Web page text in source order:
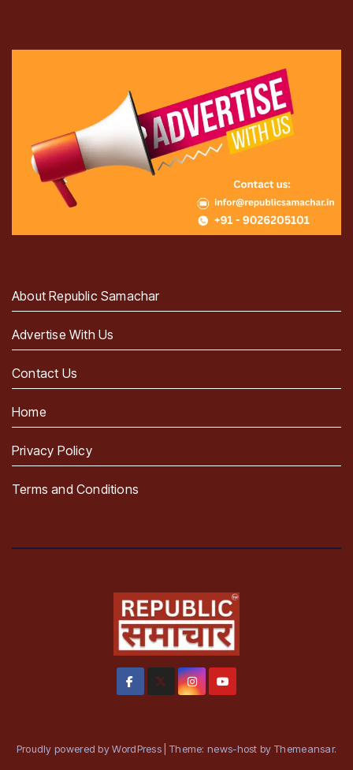
About Republic Samachar
Advertise With Us
Contact Us
Home
Privacy Policy
Terms and Conditions
Proudly powered by WordPress Theme: news-host by Themeansar.